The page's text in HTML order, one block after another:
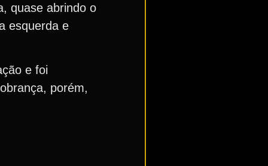
quase abrindo o
esquerda e
e foi
porém,